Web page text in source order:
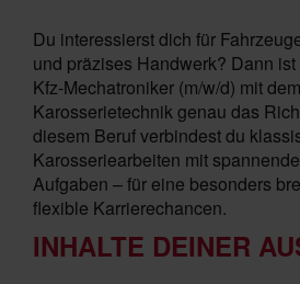
Du interessierst dich für
und präzises Handwerk? Dann
Kfz-Mechatroniker (m/w/d) mit
Karosserietechnik genau das
diesem Beruf verbindest du
Karosseriearbeiten mit
Aufgaben – für eine besonders
flexible Karrierechancen.
INHALTE DEINER